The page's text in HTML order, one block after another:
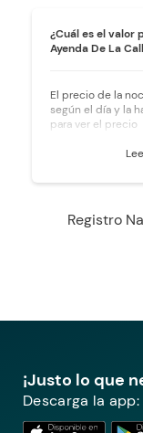
¿Cuál es el valor
Ayenda De La
El precio de la
según el día y la
para ver el precio
Registro
¡Justo lo que
Descarga la app: